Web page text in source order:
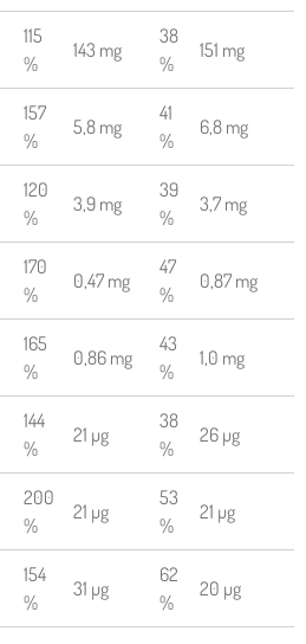
115
%
143 mg
38
%
151 mg
157
%
5,8 mg
41
%
6,8 mg
120
%
3,9 mg
39
%
3,7 mg
170
%
0,47 mg
47
%
0,87 mg
165
%
0,86 mg
43
%
1,0 mg
144
%
21 µg
38
%
26 µg
200
%
21 µg
53
%
21 µg
154
%
31 µg
62
%
20 µg